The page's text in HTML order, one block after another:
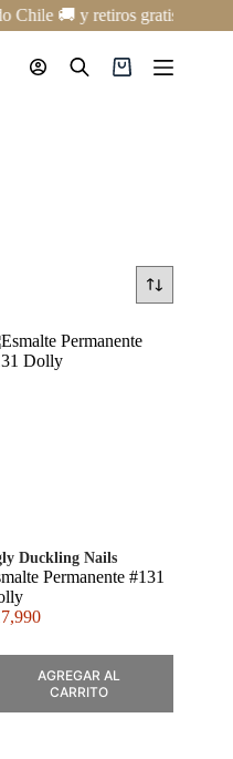
Chile 🚚 y retiros gratis en
Carro
Duckling Nails
Permanente #131
AGREGAR AL
CARRITO